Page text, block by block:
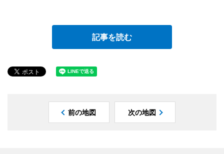
記事を読む
前の地図 次の地図